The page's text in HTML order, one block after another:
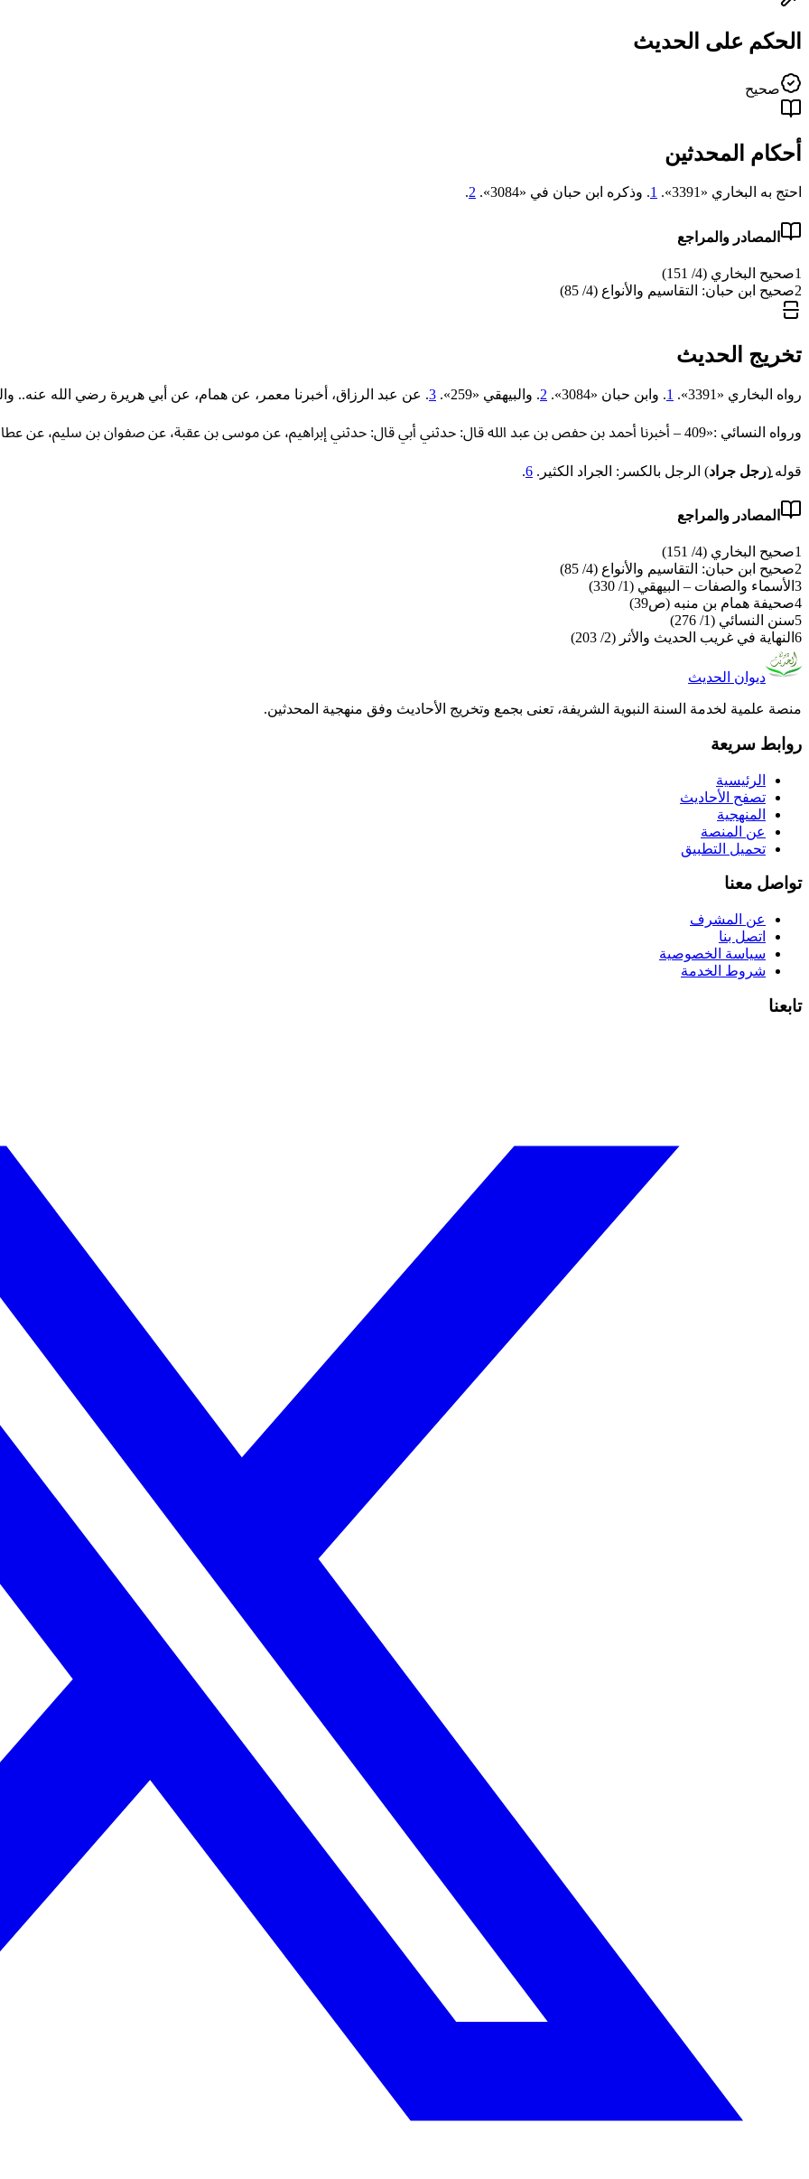
الحكم على الحديث
صحيح
أحكام المحدثين
احتج به البخاري «3391». 1. وذكره ابن حبان في «3084». 2
.
المصادر والمراجع
1صحيح البخاري (4/ 151)
2صحيح ابن حبان: التقاسيم والأنواع (4/ 85)
تخريج الحديث
رواه البخاري «3391». 1. وابن حبان «3084». 2. والبيهقي «259». 3. عن عبد الرزاق، أخبرنا معمر، عن همام، عن أبي هريرة رضي الله عنه..
ورواه النسائي :«409 – أخبرنا أحمد بن حفص بن عبد الله قال: حدثني أبي قال: حدثني إبراهيم، عن موسى بن عقبة، عن صفوان بن سليم، عن عطاء بن يسار، عن أبي هريرة قال: قال رسول الله ﷺ..».
قوله (ِرجل جراد) الرجل بالكسر: ‌الجراد ‌الكثير. 6
.
المصادر والمراجع
1صحيح البخاري (4/ 151)
2صحيح ابن حبان: التقاسيم والأنواع (4/ 85)
3 الأسماء والصفات – البيهقي (1/ 330)
4صحيفة همام بن منبه (ص39)
5سنن النسائي (1/ 276)
6 النهاية في غريب الحديث والأثر (2/ 203)
ديوان الحديث
منصة علمية لخدمة السنة النبوية الشريفة، تعنى بجمع وتخريج الأحاديث وفق منهجية المحدثين.
روابط سريعة
الرئيسية
تصفح الأحاديث
المنهجية
عن المنصة
تحميل التطبيق
تواصل معنا
عن المشرف
اتصل بنا
سياسة الخصوصية
شروط الخدمة
تابعنا